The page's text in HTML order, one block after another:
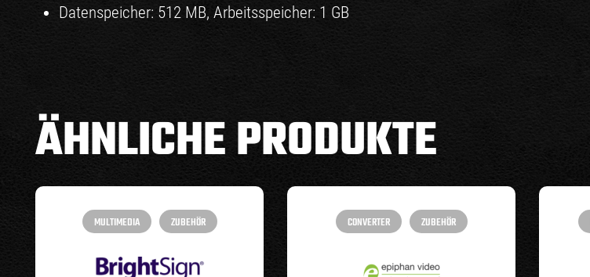
Datenspeicher: 512 MB, Arbeitsspeicher: 1 GB
ÄHNLICHE PRODUKTE
MULTIMEDIA ZUBEHÖR CONVERTER ZUBEHÖR